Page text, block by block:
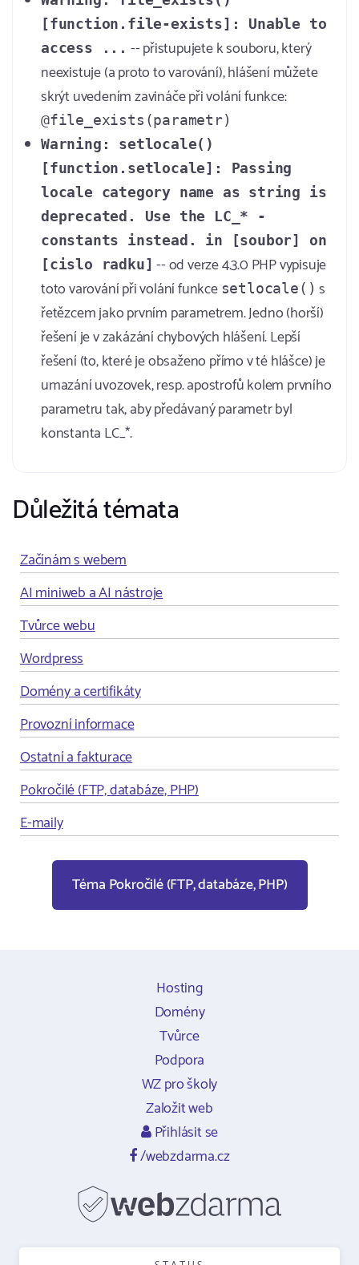
[function.file-exists]: Unable to
access ... -- přistupujete k souboru, který
neexistuje (a proto to varování), hlášení můžete
skrýt uvedením zavináče při volání funkce:
@file_exists(parametr)
Warning: setlocale()
[function.setlocale]: Passing
locale category name as string is
deprecated. Use the LC_* -
constants instead. in [soubor] on
[cislo radku] -- od verze 4.3.0 PHP vypisuje
toto varování při volání funkce setlocale() s
řetězcem jako prvním parametrem. Jedno (horší)
řešení je v zakázání chybových hlášení. Lepší
řešení (to, které je obsaženo přímo v té hlášce) je
umazání uvozovek, resp. apostrofů kolem prvního
parametru tak, aby předávaný parametr byl
konstanta LC_*.
Důležitá témata
Začínám s webem
AI miniweb a AI nástroje
Tvůrce webu
Wordpress
Domény a certifikáty
Provozní informace
Ostatní a fakturace
Pokročilé (FTP, databáze, PHP)
E-maily
Téma Pokročilé (FTP, databáze, PHP)
Hosting
Domény
Tvůrce
Podpora
WZ pro školy
Založit web
Přihlásit se
/webzdarma.cz